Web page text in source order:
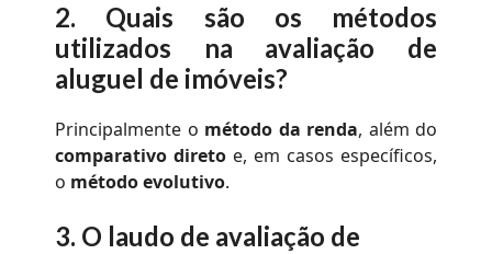
2. Quais são os métodos
utilizados na avaliação de
aluguel de imóveis?
Principalmente o método da renda, além do
comparativo direto e, em casos específicos,
o método evolutivo.
3. O laudo de avaliação de